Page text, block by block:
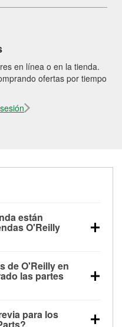
en línea o en la tienda.
ofertas por tiempo
están
O'Reilly
de alternador y
la luz “Check Engine”
de
disponibles en
Parts. La tienda
de O'Reilly en
las partes
disponibles en la
para los